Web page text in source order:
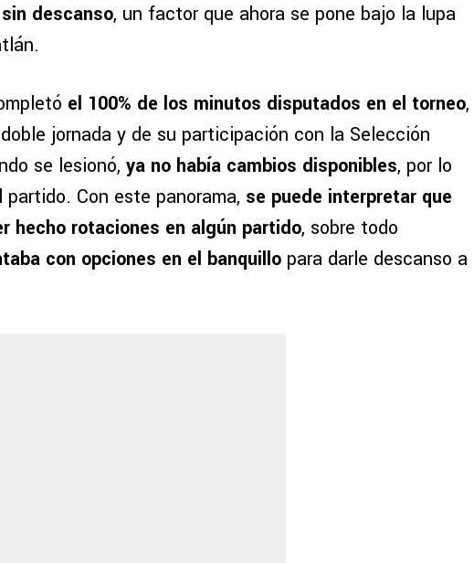
descanso, un factor que ahora se pone bajo la lupa
el 100% de los minutos disputados en el torneo,
jornada y de su participación con la Selección
se lesionó, ya no había cambios disponibles, por lo
Con este panorama, se puede interpretar que
hecho rotaciones en algún partido, sobre todo
con opciones en el banquillo para darle descanso a